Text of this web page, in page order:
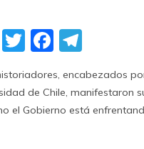
WhatsApp
TwitterFacebook
encabezados
de Chile, manifestaron
el Gobierno está